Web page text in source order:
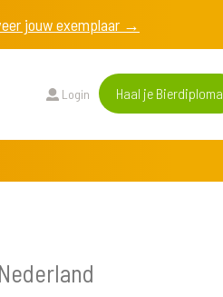
jouw exemplaar →
Login Haal je Bierdiploma